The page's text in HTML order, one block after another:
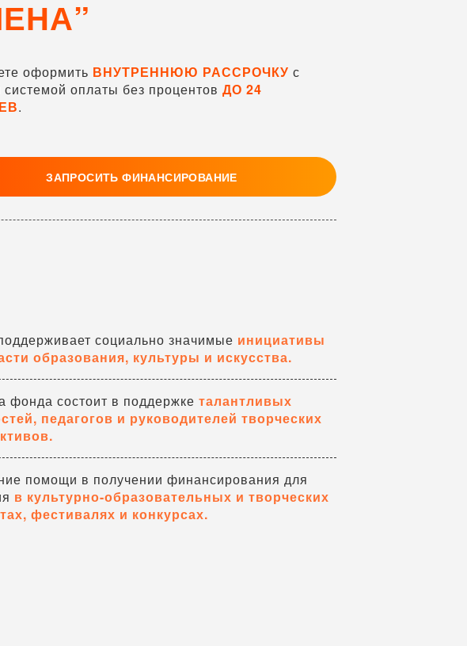
оформить ВНУТРЕННЮЮ РАССРОЧКУ с
системой оплаты без процентов ДО 24
.
ЗАПРОСИТЬ ФИНАНСИРОВАНИЕ
социально значимые инициативы
образования, культуры и искусства.
фонда состоит в поддержке талантливых
педагогов и руководителей творческих
помощи в получении финансирования для
в культурно-образовательных и творческих
фестивалях и конкурсах.